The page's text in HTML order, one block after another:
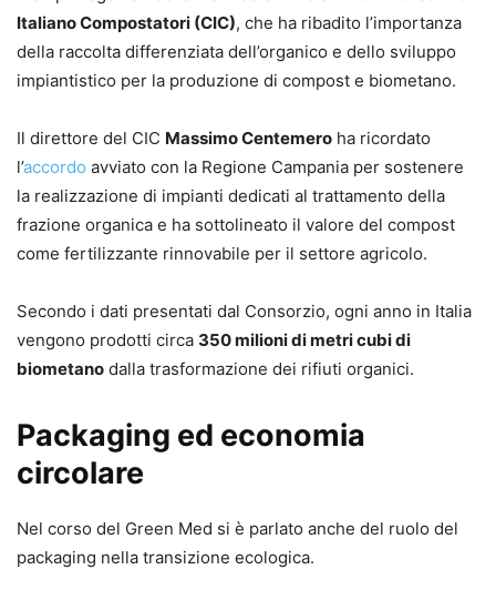
Italiano Compostatori (CIC), che ha ribadito l’importanza
della raccolta differenziata dell’organico e dello sviluppo
impiantistico per la produzione di compost e biometano.
Il direttore del CIC Massimo Centemero ha ricordato
l’accordo avviato con la Regione Campania per sostenere
la realizzazione di impianti dedicati al trattamento della
frazione organica e ha sottolineato il valore del compost
come fertilizzante rinnovabile per il settore agricolo.
Secondo i dati presentati dal Consorzio, ogni anno in Italia
vengono prodotti circa 350 milioni di metri cubi di
biometano dalla trasformazione dei rifiuti organici.
Packaging ed economia
circolare
Nel corso del Green Med si è parlato anche del ruolo del
packaging nella transizione ecologica.